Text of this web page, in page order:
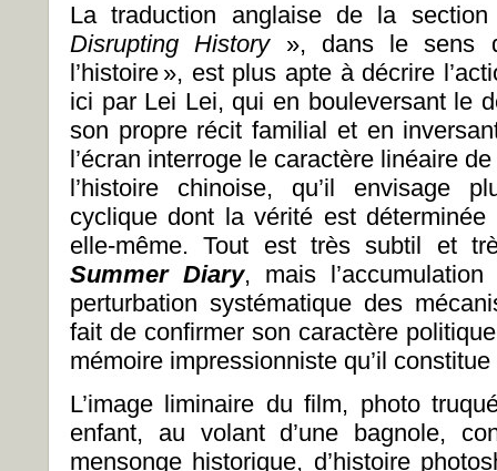
La traduction anglaise de la
Disrupting History », dans le sens
l’histoire », est plus apte à décrire
ici par Lei Lei, qui en bouleversant le
son propre récit familial et en
l’écran interroge le caractère linéaire
l’histoire chinoise, qu’il envisage
cyclique dont la vérité est
elle-même. Tout est très subtil et
Summer Diary, mais
perturbation systématique des
fait de confirmer son caractère
mémoire impressionniste qu’il
L’image liminaire du film, photo
enfant, au volant d’une bagnole,
mensonge historique, d’histoire